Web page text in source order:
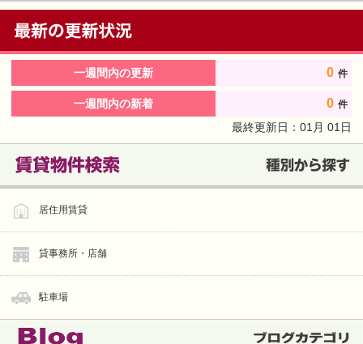
一週間内の更新 0 件
一週間内の新着 0 件
最終更新日： 01月 01日
居住用賃貸
貸事務所・店舗
駐車場